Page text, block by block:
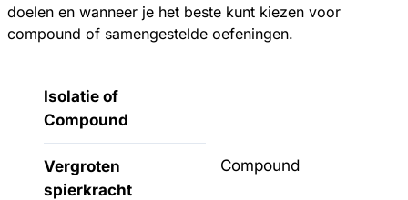
doelen en wanneer je het beste kunt kiezen voor
compound of samengestelde oefeningen.
Isolatie of
Compound
Vergroten
spierkracht
Compound